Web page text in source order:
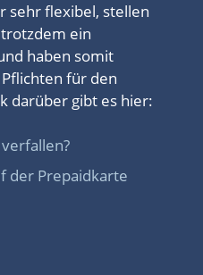
sehr flexibel, stellen
ein
haben somit
für den
darüber gibt es hier:
der Prepaidkarte